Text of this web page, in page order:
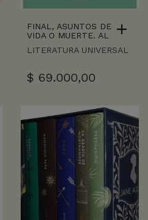
FINAL, ASUNTOS DE
VIDA O MUERTE. AL
LITERATURA UNIVERSAL
$ 69.000,00